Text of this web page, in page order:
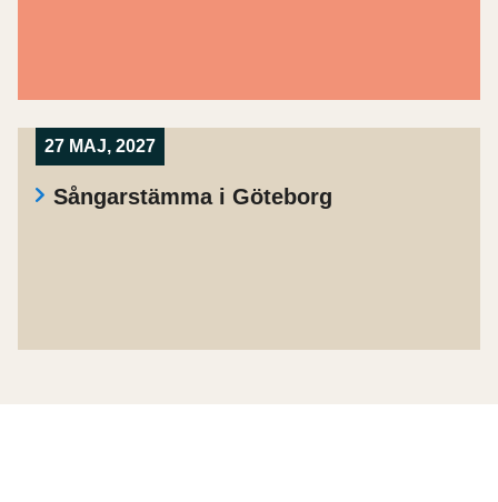
27 MAJ, 2027
Sångarstämma i Göteborg